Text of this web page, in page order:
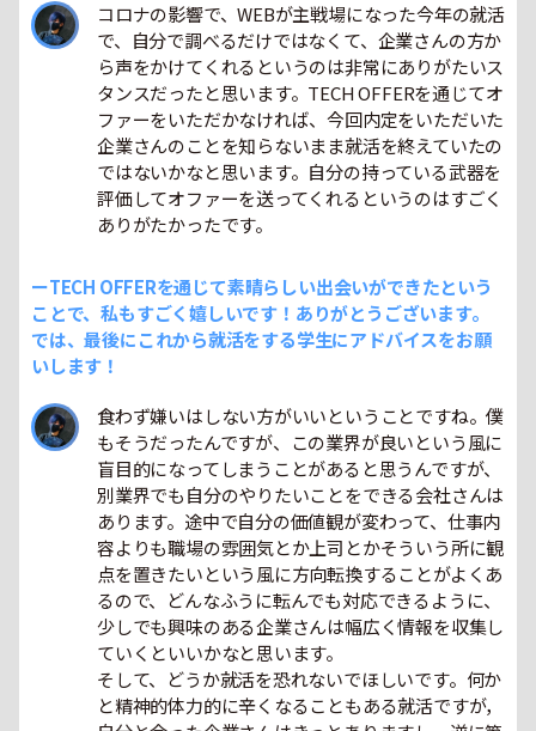
コロナの影響で、WEBが主戦場になった今年の就活
で、自分で調べるだけではなくて、企業さんの方か
ら声をかけてくれるというのは非常にありがたいス
タンスだったと思います。TECH OFFERを通じてオ
ファーをいただかなければ、今回内定をいただいた
企業さんのことを知らないまま就活を終えていたの
ではないかなと思います。自分の持っている武器を
評価してオファーを送ってくれるというのはすごく
ありがたかったです。
ーTECH OFFERを通じて素晴らしい出会いができたという
ことで、私もすごく嬉しいです！ありがとうございます。
では、最後にこれから就活をする学生にアドバイスをお願
いします！
食わず嫌いはしない方がいいということですね。僕
もそうだったんですが、この業界が良いという風に
盲目的になってしまうことがあると思うんですが、
別業界でも自分のやりたいことをできる会社さんは
あります。途中で自分の価値観が変わって、仕事内
容よりも職場の雰囲気とか上司とかそういう所に観
点を置きたいという風に方向転換することがよくあ
るので、どんなふうに転んでも対応できるように、
少しでも興味のある企業さんは幅広く情報を収集し
ていくといいかなと思います。
そして、どうか就活を恐れないでほしいです。何か
と精神的体力的に辛くなることもある就活ですが，